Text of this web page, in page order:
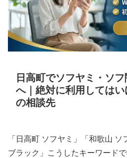
日高町でソフヤミ・ソ
へ｜絶対に利用しては
の相談先
「日高町 ソフヤミ」「和歌山
ブラック」こうしたキーワード